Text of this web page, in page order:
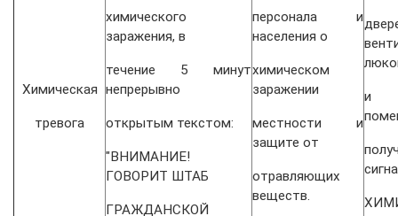
Химическая
тревога
химического
заражения, в
течение 5 минут
непрерывно
открытым текстом:
"ВНИМАНИЕ!
ГОВОРИТ ШТАБ
ГРАЖДАНСКОЙ
персонала и
населения о
химическом
заражении
местности и
защите от
отравляющих
веществ.
и